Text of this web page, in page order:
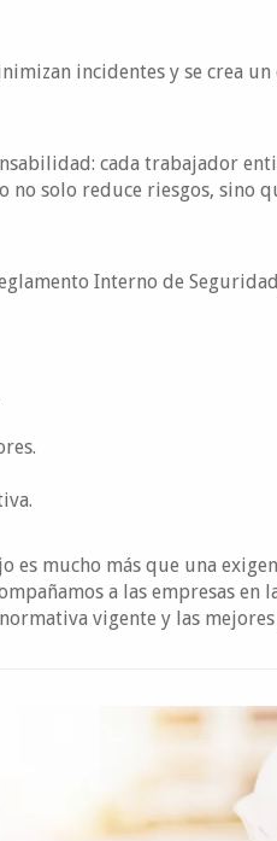
incidentes y se crea
cada trabajador
solo reduce riesgos, sino
Interno de
es mucho más que una
a las empresas en
vigente y las